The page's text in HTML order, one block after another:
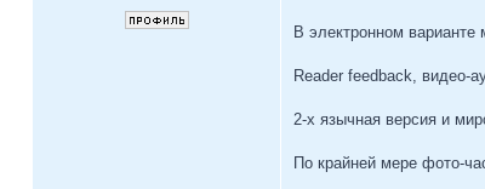
В электронном
Reader feedback, видео-
2-х язычная версия и
По крайней мере фото-